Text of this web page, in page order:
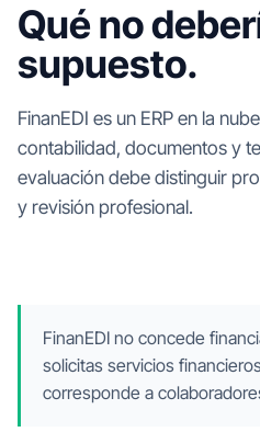
Qué no
supuesto.
FinanEDI es un ERP en la
contabilidad, documentos y
evaluación debe distinguir
y revisión profesional.
FinanEDI no concede
solicitas servicios
corresponde a